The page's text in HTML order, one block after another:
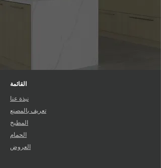
القائمة
نبذة عنا
تعريف بالمصنع
المطبخ
الحمام
العروض